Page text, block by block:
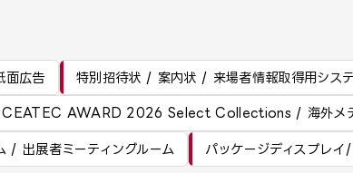
面広告 特別招待状 / 案内状 / 来場者情報取得用シス
/ CEATEC AWARD 2026 Select Collections / 海外メデ
/ 出展者ミーティングルーム パッケージディスプレイ